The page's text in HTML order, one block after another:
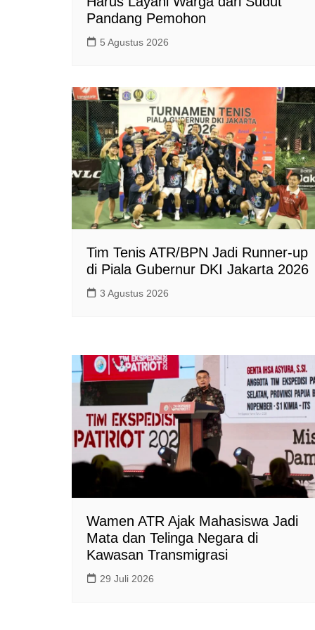
Pandang Pemohon
5 Agustus 2026
Tim Tenis ATR/BPN Jadi Runner-up
di Piala Gubernur DKI Jakarta 2026
3 Agustus 2026
Wamen ATR Ajak Mahasiswa Jadi
Mata dan Telinga Negara di
Kawasan Transmigrasi
29 Juli 2026